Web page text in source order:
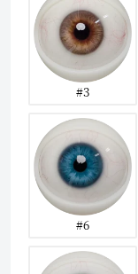
#3
#6